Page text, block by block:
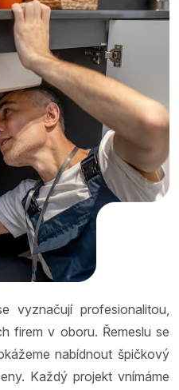
vyznačují profesionalitou,
firem v oboru. Řemeslu se
nabídnout špičkový
Každý projekt vnímáme